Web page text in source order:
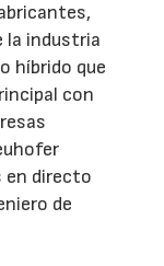
la industria
híbrido que
con
en directo
de